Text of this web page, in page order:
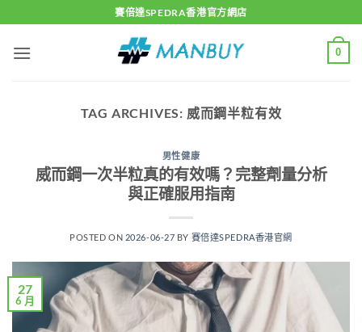
to
content
賽倍達SPEDRA香港官方網店
0
TAG ARCHIVES: 威而鋼半粒有效
男性健康
威而鋼一次半粒真的有效嗎？完整劑量分析
與正確服用指南
POSTED ON 2026-06-27 BY 賽倍達SPEDRA香港官網
27
6 月